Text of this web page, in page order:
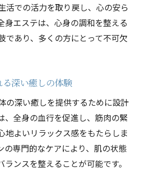
活での活力を取り戻し、心の安ら
身エステは、心身の調和を整える
であり、多くの方にとって不可欠
深い癒しの体験
の深い癒しを提供するために設計
、全身の血行を促進し、筋肉の緊
地よいリラックス感をもたらしま
の専門的なケアにより、肌の状態
ンスを整えることが可能です。